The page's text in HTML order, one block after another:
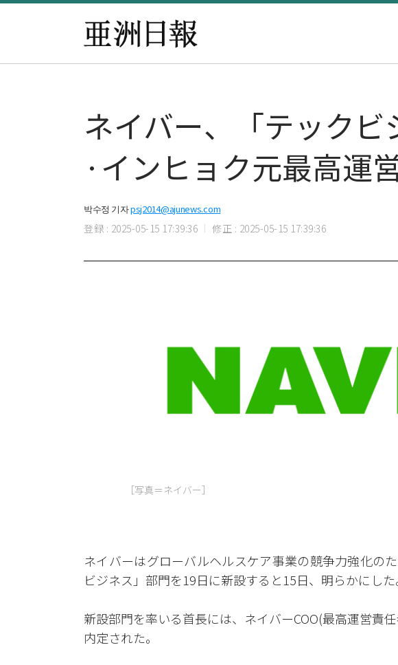
ネイバー、「テック
·インヒョク元最高運
박수정 기자psj2014@ajunews.com
登録 : 2025-05-15 17:39:36 修正 : 2025-05-15 17:39:36
［写真＝ネイバー］
ネイバーはグローバルヘルスケア事業の競争力強化の
ビジネス」部門を19日に新設すると15日、明らかにした
新設部門を率いる首長には、ネイバーCOO(最高運営責
内定された。